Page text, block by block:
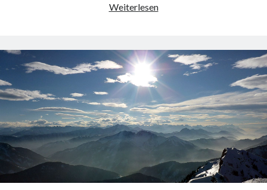
Weiterlesenicinga
Stack
overflow
while
evaluating
expression:
Recursion
level
deep.